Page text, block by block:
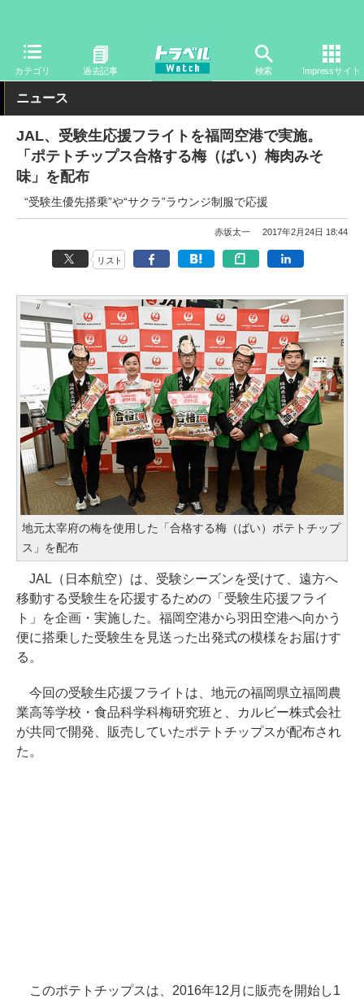
カテゴリ 過去記事 検索 Impressサイト
トラベル Watch 地域 国内旅行 九州
ニュース
JAL、受験生応援フライトを福岡空港で実施。
「ポテトチップス合格する梅（ばい）梅肉みそ
味」を配布
“受験生優先搭乗”や“サクラ”ラウンジ制服で応援
赤坂太一 2017年2月24日 18:44
リスト
地元太宰府の梅を使用した「合格する梅（ばい）ポテトチップ
ス」を配布
JAL（日本航空）は、受験シーズンを受けて、遠方へ
移動する受験生を応援するための「受験生応援フライ
ト」を企画・実施した。福岡空港から羽田空港へ向かう
便に搭乗した受験生を見送った出発式の模様をお届けす
る。
今回の受験生応援フライトは、地元の福岡県立福岡農
業高等学校・食品科学科梅研究班と、カルビー株式会社
が共同で開発、販売していたポテトチップスが配布され
た。
このポテトチップスは、2016年12月に販売を開始し1